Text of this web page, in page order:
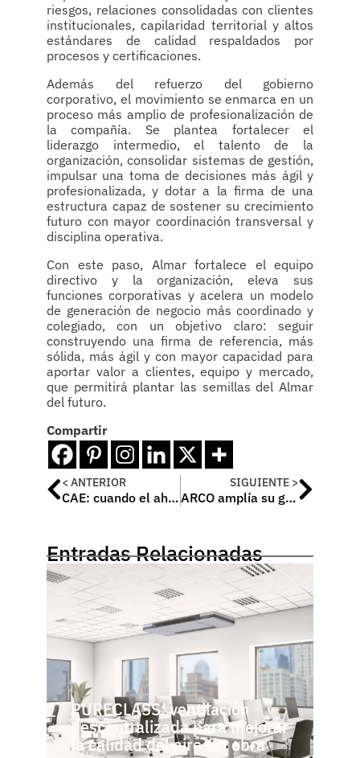
riesgos, relaciones consolidadas con clientes
institucionales, capilaridad territorial y altos
estándares de calidad respaldados por
procesos y certificaciones.
Además del refuerzo del gobierno
corporativo, el movimiento se enmarca en un
proceso más amplio de profesionalización de
la compañía. Se plantea fortalecer el
liderazgo intermedio, el talento de la
organización, consolidar sistemas de gestión,
impulsar una toma de decisiones más ágil y
profesionalizada, y dotar a la firma de una
estructura capaz de sostener su crecimiento
futuro con mayor coordinación transversal y
disciplina operativa.
Con este paso, Almar fortalece el equipo
directivo y la organización, eleva sus
funciones corporativas y acelera un modelo
de generación de negocio más coordinado y
colegiado, con un objetivo claro: seguir
construyendo una firma de referencia, más
sólida, más ágil y con mayor capacidad para
aportar valor a clientes, equipo y mercado,
que permitirá plantar las semillas del Almar
del futuro.
Compartir
< ANTERIOR
CAE: cuando el ahorro energético se convierte en dinero en efectivo
SIGUIENTE >
ARCO amplía su gama Sistemas con nuevas figuras de latón press
Entradas Relacionadas
PURECLASS: ventilación
descentralizada para mejorar
la calidad del aire sin obra